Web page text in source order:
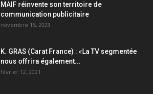
MAIF réinvente son territoire de
communication publicitaire
novembre 15, 2023
K. GRAS (Carat France) : «La TV segmentée
nous offrira également...
février 12, 2021